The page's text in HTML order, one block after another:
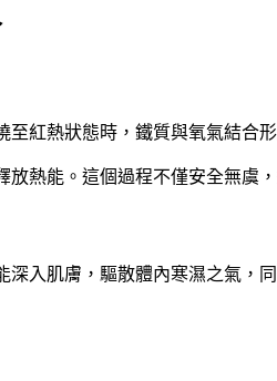
至紅熱狀態時，鐵質與氧氣結合
熱能。這個過程不僅安全無虞
深入肌膚，驅散體內寒濕之氣，